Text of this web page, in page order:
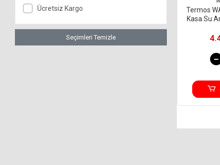
Ücretsiz Kargo
Seçimleri Temizle
Termos
Kasa Su